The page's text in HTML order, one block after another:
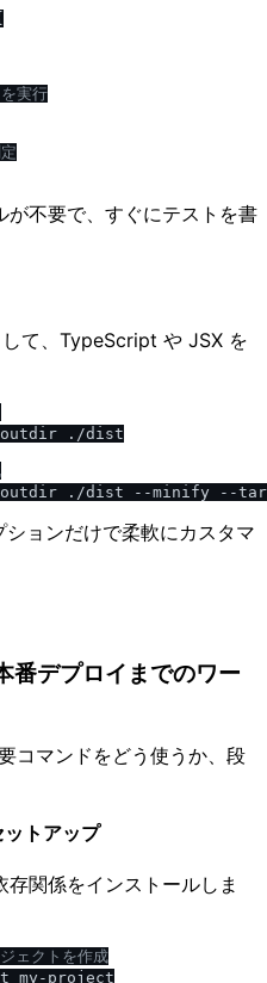
実行
不要で、すぐにテストを書
て、TypeScript や JSX を
ョンだけで柔軟にカスタマ
番デプロイまでのワー
コマンドをどう使うか、段
トアップ
関係をインストールしま
クトを作成